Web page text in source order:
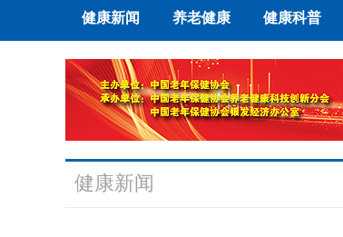
健康新闻 养老健康 健康科普
健康新闻